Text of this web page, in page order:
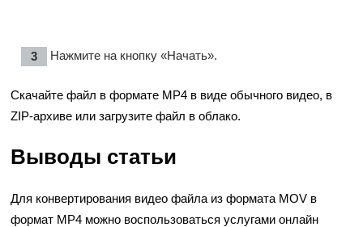
Нажмите на кнопку «Начать».
Скачайте файл в формате MP4 в виде обычного видео, в
ZIP-архиве или загрузите файл в облако.
Выводы статьи
Для конвертирования видео файла из формата MOV в
формат MP4 можно воспользоваться услугами онлайн